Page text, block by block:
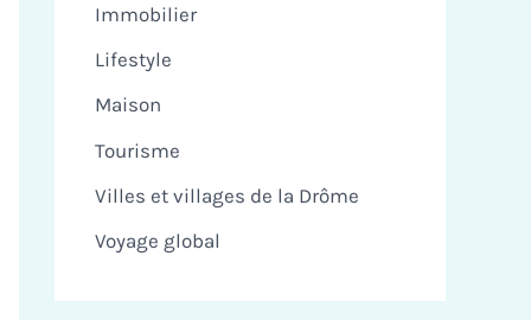
Immobilier
Lifestyle
Maison
Tourisme
Villes et villages de la Drôme
Voyage global